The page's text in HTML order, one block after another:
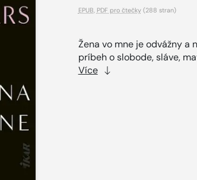
EPUB PDF pro čtečky(288 stran)
Žena vo mne je odvážny a
príbeh o slobode, sláve,
Více